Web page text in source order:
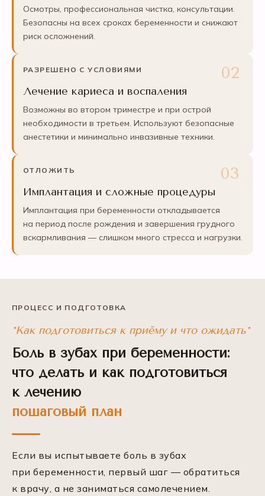
Осмотры, профессиональная чистка, консультации.
Безопасны на всех сроках беременности и снижают
риск осложнений.
РАЗРЕШЕНО С УСЛОВИЯМИ
Лечение кариеса и воспаления
Возможны во втором триместре и при острой
необходимости в третьем. Используют безопасные
анестетики и минимально инвазивные техники.
ОТЛОЖИТЬ
Имплантация и сложные процедуры
Имплантация при беременности откладывается
на период после рождения и завершения грудного
вскармливания — слишком много стресса и нагрузки.
ПРОЦЕСС И ПОДГОТОВКА
*Как подготовиться к приёму и что ожидать*
Боль в зубах при беременности:
что делать и как подготовиться
к лечению
пошаговый план
Если вы испытываете боль в зубах
при беременности, первый шаг — обратиться
к врачу, а не заниматься самолечением.